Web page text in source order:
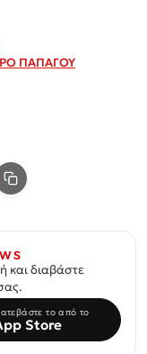
ΠΑΠΑΓΟΥ
και διαβάστε
το από το
Store